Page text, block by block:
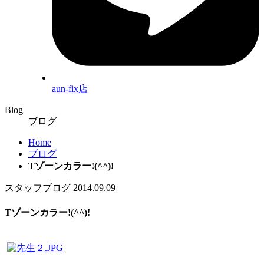
aun-fix店
Blog
ブログ
Home
ブログ
Tゾーンカラー!(^^)!
スタッフブログ 2014.09.09
Tゾーンカラー!(^^)!